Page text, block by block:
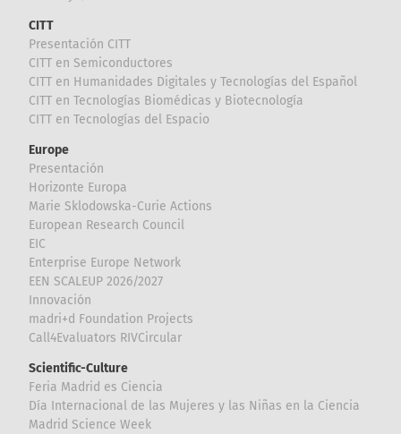
CITT
Presentación CITT
CITT en Semiconductores
CITT en Humanidades Digitales y Tecnologías del Español
CITT en Tecnologías Biomédicas y Biotecnología
CITT en Tecnologías del Espacio
Europe
Presentación
Horizonte Europa
Marie Sklodowska-Curie Actions
European Research Council
EIC
Enterprise Europe Network
EEN SCALEUP 2026/2027
Innovación
madri+d Foundation Projects
Call4Evaluators RIVCircular
Scientific-Culture
Feria Madrid es Ciencia
Día Internacional de las Mujeres y las Niñas en la Ciencia
Madrid Science Week